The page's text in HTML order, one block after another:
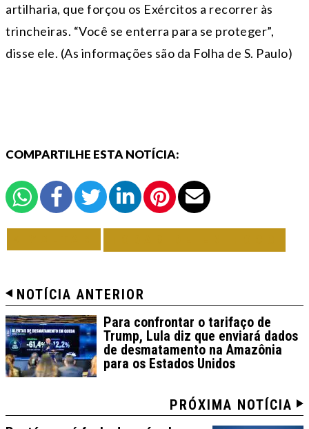
artilharia, que forçou os Exércitos a recorrer às
trincheiras. “Você se enterra para se proteger”,
disse ele. (As informações são da Folha de S. Paulo)
COMPARTILHE ESTA NOTÍCIA:
NOTÍCIA ANTERIOR
Para confrontar o tarifaço de
Trump, Lula diz que enviará dados
de desmatamento na Amazônia
para os Estados Unidos
PRÓXIMA NOTÍCIA